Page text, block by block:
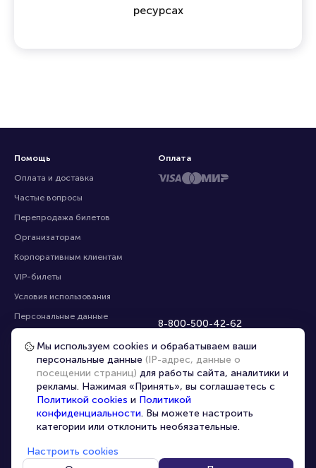
ресурсах
Помощь
Оплата и доставка
Частые вопросы
Перепродажа билетов
Организаторам
Корпоративным клиентам
VIP-билеты
Условия использования
Персональные данные
Контакты
Карта сайта
Управление cookies
8-800-500-42-62
info@portalbilet.ru
С 10:00 до 21:00,
звонок бесплатный
Все площадки
Оплата
Главная Москва
Мы используем cookies и обрабатываем ваши
персональные данные (IP-адрес, данные о
посещении страниц) для работы сайта, аналитики и
рекламы. Нажимая «Принять», вы соглашаетесь с
Политикой cookies и Политикой
конфиденциальности. Вы можете настроить
категории или отклонить необязательные.
Настроить cookies